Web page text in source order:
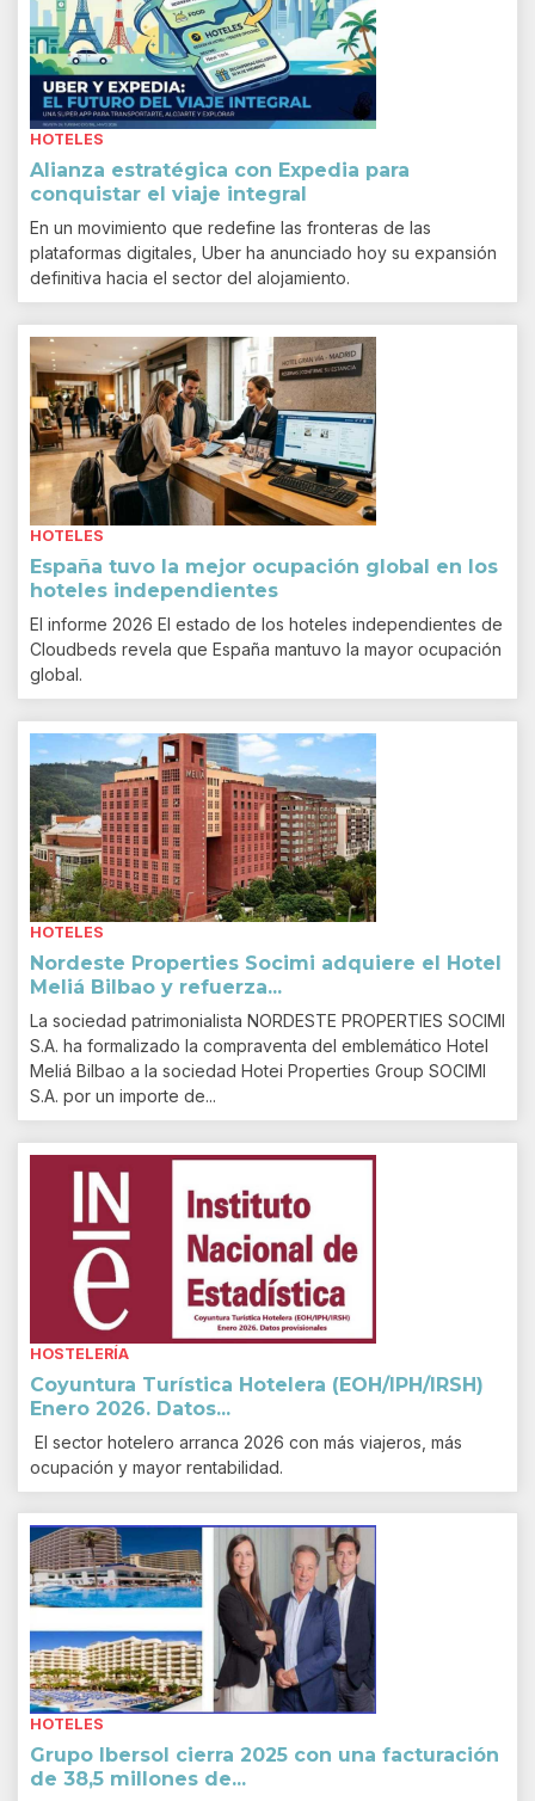
HOTELES
Alianza estratégica con Expedia para
conquistar el viaje integral
En un movimiento que redefine las fronteras de las
plataformas digitales, Uber ha anunciado hoy su expansión
definitiva hacia el sector del alojamiento.
HOTELES
España tuvo la mejor ocupación global en los
hoteles independientes
El informe 2026 El estado de los hoteles independientes de
Cloudbeds revela que España mantuvo la mayor ocupación
global.
HOTELES
Nordeste Properties Socimi adquiere el Hotel
Meliá Bilbao y refuerza...
La sociedad patrimonialista NORDESTE PROPERTIES SOCIMI
S.A. ha formalizado la compraventa del emblemático Hotel
Meliá Bilbao a la sociedad Hotei Properties Group SOCIMI
S.A. por un importe de...
HOSTELERÍA
Coyuntura Turística Hotelera (EOH/IPH/IRSH)
Enero 2026. Datos...
El sector hotelero arranca 2026 con más viajeros, más
ocupación y mayor rentabilidad.
HOTELES
Grupo Ibersol cierra 2025 con una facturación
de 38,5 millones de...